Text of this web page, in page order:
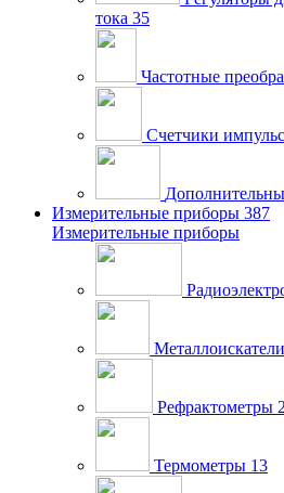
тока 35
Частотные
Счетчики
Измерительные приборы 387
Измерительные приборы
Рефрактометры
Термометры 13